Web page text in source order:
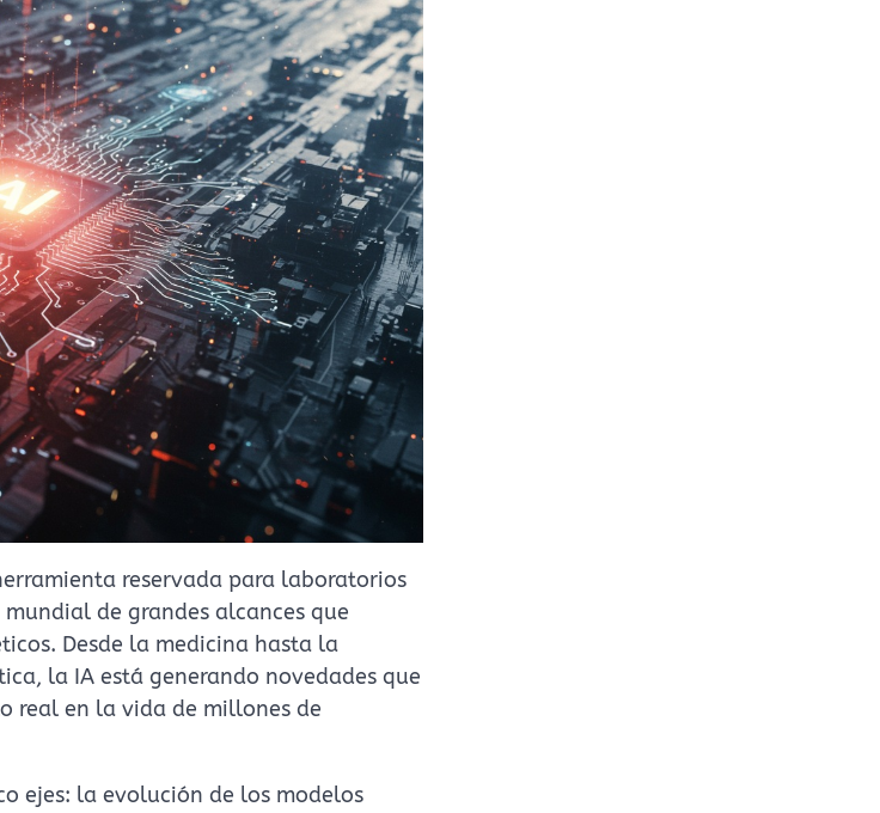
reservada para laboratorios
de grandes alcances que
Desde la medicina hasta la
la IA está generando novedades que
real en la vida de millones de
ejes: la evolución de los modelos